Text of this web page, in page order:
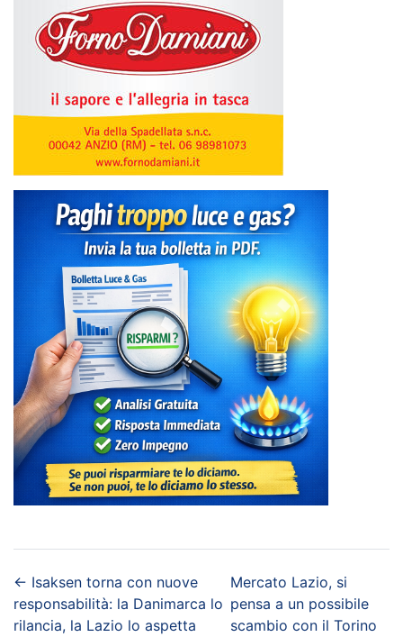
← Isaksen torna con nuove
responsabilità: la Danimarca lo
rilancia, la Lazio lo aspetta
Mercato Lazio, si
pensa a un possibile
scambio con il Torino